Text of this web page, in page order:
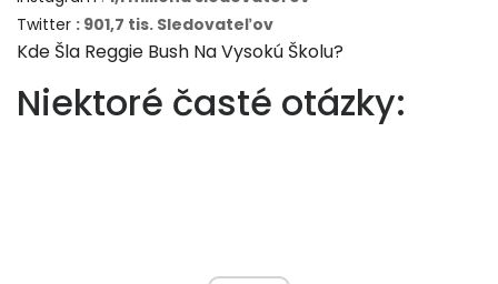
Twitter : 901,7 tis. Sledovateľov
Kde Šla Reggie Bush Na Vysokú Školu?
Niektoré časté otázky: